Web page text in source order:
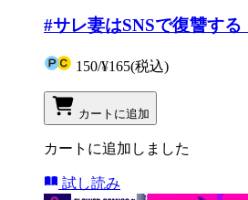
#サレ妻はSNSで復讐する
150/¥165(税込)
カートに追加
カートに追加しました
試し読み